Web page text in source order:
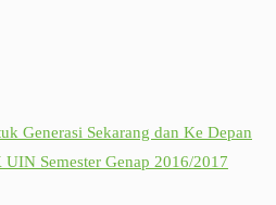
Generasi Sekarang dan Ke Depan
Semester Genap 2016/2017